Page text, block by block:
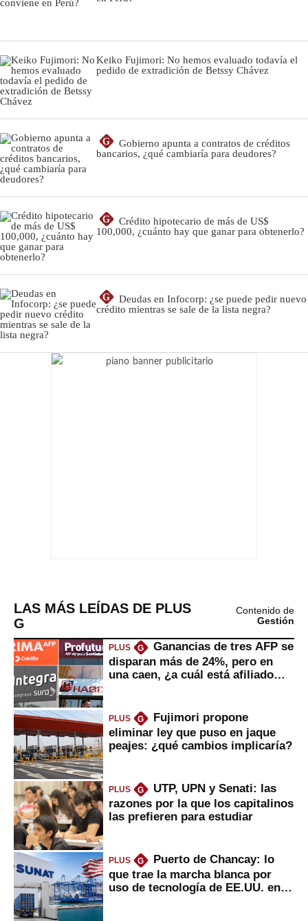
Keiko Fujimori: No hemos evaluado todavía el
pedido de extradición de Betssy Chávez
G
Gobierno apunta a contratos de créditos
bancarios, ¿qué cambiaría para deudores?
G
Crédito hipotecario de más de US$
100,000, ¿cuánto hay que ganar para obtenerlo?
G
Deudas en Infocorp: ¿se puede pedir nuevo
crédito mientras se sale de la lista negra?
LAS MÁS LEÍDAS DE PLUS
G
Contenido de
Gestión
PLUS G
Ganancias de tres AFP se
disparan más de 24%, pero en
una caen, ¿a cuál está afiliado
PLUS G
Fujimori propone
eliminar ley que puso en jaque
peajes: ¿qué cambios implicaría?
PLUS G
UTP, UPN y Senati: las
razones por la que los capitalinos
las prefieren para estudiar
PLUS G
Puerto de Chancay: lo
que trae la marcha blanca por
uso de tecnología de EE.UU. en